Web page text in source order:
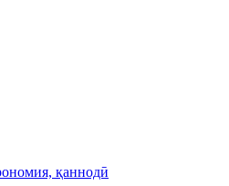
қаннодӣ